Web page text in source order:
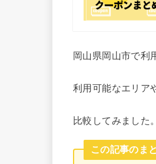
岡山県岡山市で利
利用可能なエリア
比較してみました。
この記事のま